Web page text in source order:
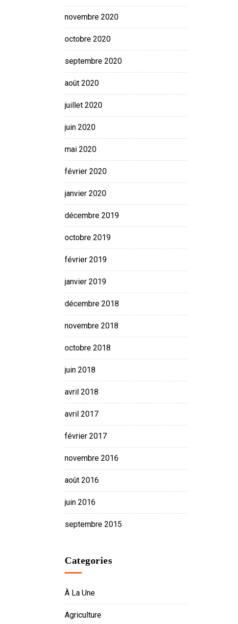
novembre 2020
octobre 2020
septembre 2020
août 2020
juillet 2020
juin 2020
mai 2020
février 2020
janvier 2020
décembre 2019
octobre 2019
février 2019
janvier 2019
décembre 2018
novembre 2018
octobre 2018
juin 2018
avril 2018
avril 2017
février 2017
novembre 2016
août 2016
juin 2016
septembre 2015
Categories
À La Une
Agriculture